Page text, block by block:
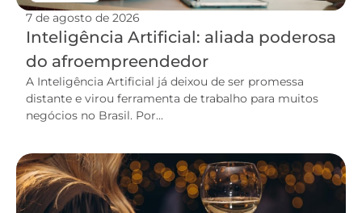
7 de agosto de 2026
Inteligência Artificial: aliada poderosa
do afroempreendedor
A Inteligência Artificial já deixou de ser promessa
distante e virou ferramenta de trabalho para muitos
negócios no Brasil. Por...